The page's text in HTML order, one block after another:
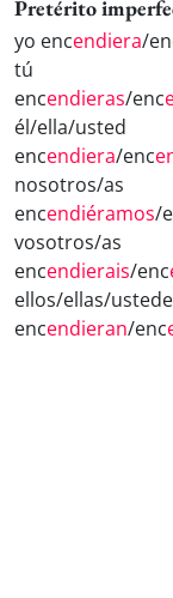
Pretérito
yo encendiera/
tú
encendieras/enc
él/ella/usted
encendiera/enc
nosotros/as
encendiéramos/
vosotros/as
encendierais/enc
ellos/ellas/
encendieran/enc